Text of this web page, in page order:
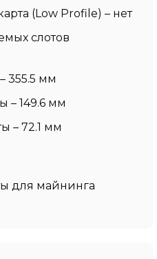
(Low Profile) – нет
слотов
355.5 мм
– 149.6 мм
– 72.1 мм
для майнинга